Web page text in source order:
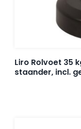
Umbrosa en
Liro Rolvoet 35
staander, incl.